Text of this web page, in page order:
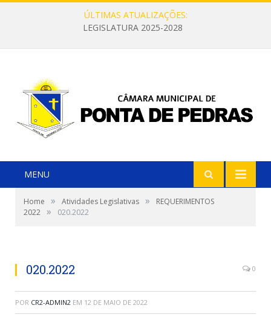
ÚLTIMAS ATUALIZAÇÕES:
LEGISLATURA 2025-2028
MENU
Home » Atividades Legislativas »
REQUERIMENTOS
2022 » 020.2022
020.2022 0
POR CR2-ADMIN2 EM 12 DE MAIO DE 2022